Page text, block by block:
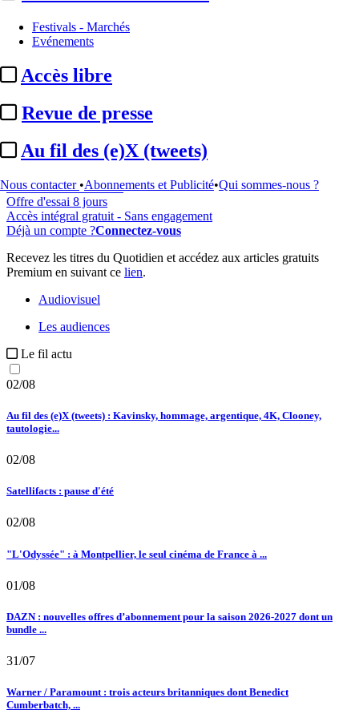
Festivals - Marchés
Evénements
Accès libre
Revue de presse
Au fil des (e)X (tweets)
Nous contacter •Abonnements et Publicité•Qui sommes-nous ?
Cet article est réservé à nos abonnés
98% reste à lire
Pour accéder à cet article, à l'ensemble du site, découvrez nos
formules d'abonnement.
S'abonner à Satellifacts
Offre d'essai 8 jours
Accès intégral gratuit - Sans engagement
Déjà un compte ?Connectez-vous
Recevez les titres du Quotidien et accédez aux articles gratuits
Premium en suivant ce lien.
Audiovisuel
Les audiences
Le fil actu
02/08
Au fil des (e)X (tweets) : Kavinsky, hommage, argentique, 4K, Clooney,
tautologie...
02/08
Satellifacts : pause d'été
02/08
"L'Odyssée" : à Montpellier, le seul cinéma de France à ...
01/08
DAZN : nouvelles offres d’abonnement pour la saison 2026-2027 dont un
bundle ...
31/07
Warner / Paramount : trois acteurs britanniques dont Benedict
Cumberbatch, ...